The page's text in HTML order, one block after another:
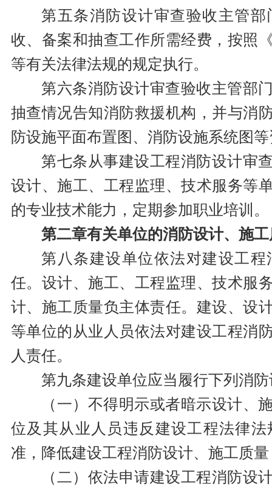
第五条消防设计审查验收主管
收、备案和抽查工作所需经费，按照
等有关法律法规的规定执行。
第六条消防设计审查验收主管部
抽查情况告知消防救援机构，并与消
防设施平面布置图、消防设施系统图
第七条从事建设工程消防设计审
设计、施工、工程监理、技术服务等
的专业技术能力，定期参加职业培训。
第二章有关单位的消防设计、施
第八条建设单位依法对建设工
任。设计、施工、工程监理、技术服
计、施工质量负主体责任。建设、设
等单位的从业人员依法对建设工程消
人责任。
第九条建设单位应当履行下列消
（一）不得明示或者暗示设计、
位及其从业人员违反建设工程法律
准，降低建设工程消防设计、施工质
（二）依法申请建设工程消防设